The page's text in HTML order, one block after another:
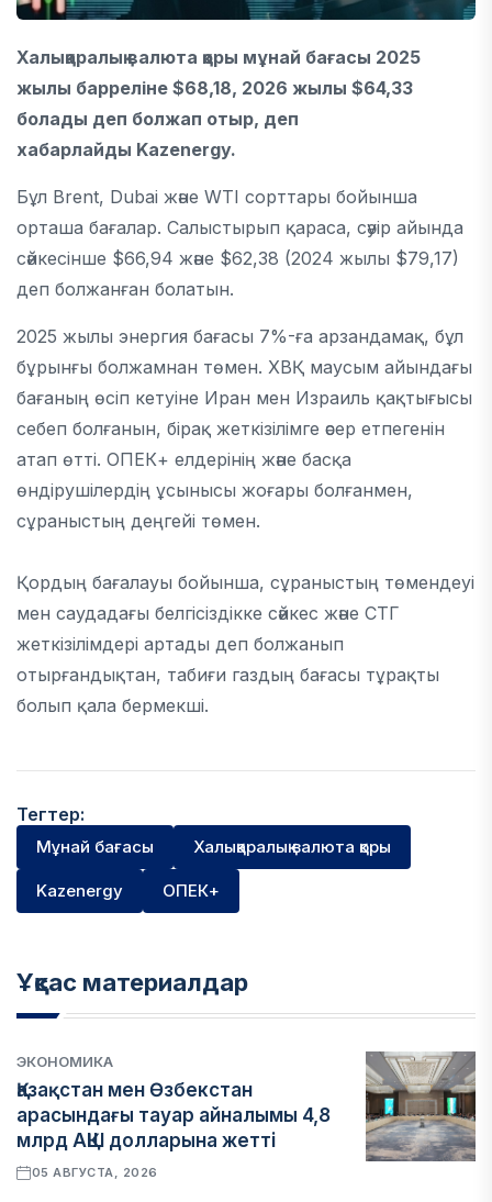
Халықаралық валюта қоры мұнай бағасы 2025
жылы барреліне $68,18, 2026 жылы $64,33
болады деп болжап отыр, деп
хабарлайды Kazenergy.
Бұл Brent, Dubai және WTI сорттары бойынша
орташа бағалар. Салыстырып қараса, сәуір айында
сәйкесінше $66,94 және $62,38 (2024 жылы $79,17)
деп болжанған болатын.
2025 жылы энергия бағасы 7%-ға арзандамақ, бұл
бұрынғы болжамнан төмен. ХВҚ маусым айындағы
бағаның өсіп кетуіне Иран мен Израиль қақтығысы
себеп болғанын, бірақ жеткізілімге әсер етпегенін
атап өтті. ОПЕК+ елдерінің және басқа
өндірушілердің ұсынысы жоғары болғанмен,
сұраныстың деңгейі төмен.
Қордың бағалауы бойынша, сұраныстың төмендеуі
мен саудадағы белгісіздікке сәйкес және СТГ
жеткізілімдері артады деп болжанып
отырғандықтан, табиғи газдың бағасы тұрақты
болып қала бермекші.
Тегтер:
Мұнай бағасы Халықаралық валюта қоры
Kazenergy ОПЕК+
Ұқсас материалдар
ЭКОНОМИКА
Қазақстан мен Өзбекстан
арасындағы тауар айналымы 4,8
млрд АҚШ долларына жетті
05 АВГУСТА, 2026